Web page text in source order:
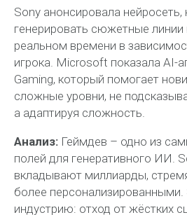
Sony анонсировала
генерировать сюжетные линии
реальном времени в
игрока. Microsoft показала AI-
Gaming, который помогает
сложные уровни, не
а адаптируя сложность.
Анализ: Геймдев – одно из
полей для генеративного ИИ.
вкладывают миллиарды,
более
индустрию: отход от жёстких